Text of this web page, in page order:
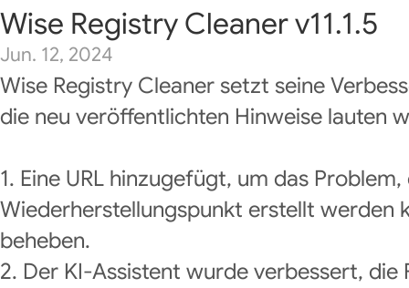
Wise Registry Cleaner v11.1.5
Jun. 12, 2024
Wise Registry Cleaner setzt seine
die neu veröffentlichten Hinweise lauten
1. Eine URL hinzugefügt, um das Problem,
Wiederherstellungspunkt erstellt werden
beheben.
2. Der KI-Assistent wurde verbessert, die